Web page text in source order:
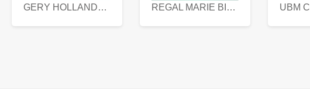
GERY HOLLANDA BUTTER COOKIES 450 GRAM REGAL MARIE BISCUIT KALENG 550 GRAM